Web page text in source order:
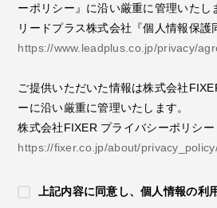
ーポリシー』に沿い厳重に管理いたし
リードプラス株式会社『個人情報保護
https://www.leadplus.co.jp/privacy/
ご提供いただいた情報は株式会社
ーに沿い厳重に管理いたします。
株式会社FIXER プライバシーポリシー
https://fixer.co.jp/about/
上記内容に同意し、個人情報の利